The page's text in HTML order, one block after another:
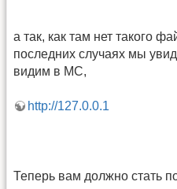
а так, как там нет такого
последних случаях мы
видим в MC,
http://127.0.0.1
Теперь вам должно стать